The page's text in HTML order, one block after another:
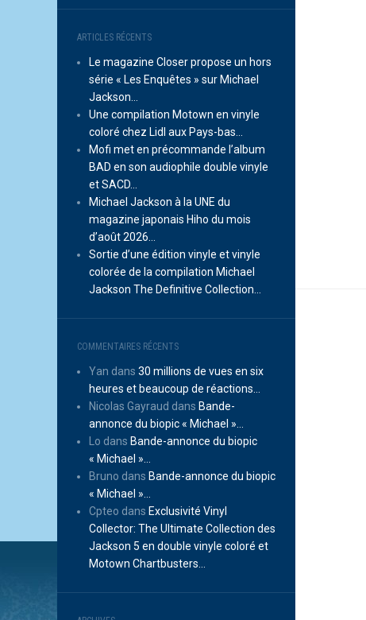
ARTICLES RÉCENTS
Le magazine Closer propose un hors
série « Les Enquêtes » sur Michael
Jackson…
Une compilation Motown en vinyle
coloré chez Lidl aux Pays-bas…
Mofi met en précommande l’album
BAD en son audiophile double vinyle
et SACD…
Michael Jackson à la UNE du
magazine japonais Hiho du mois
d’août 2026…
Sortie d’une édition vinyle et vinyle
colorée de la compilation Michael
Jackson The Definitive Collection…
COMMENTAIRES RÉCENTS
Yan dans 30 millions de vues en six
heures et beaucoup de réactions…
Nicolas Gayraud dans Bande-
annonce du biopic « Michael »…
Lo dans Bande-annonce du biopic
« Michael »…
Bruno dans Bande-annonce du biopic
« Michael »…
Cpteo dans Exclusivité Vinyl
Collector: The Ultimate Collection des
Jackson 5 en double vinyle coloré et
Motown Chartbusters…